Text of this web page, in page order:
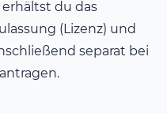
du das
(Lizenz) und
separat bei